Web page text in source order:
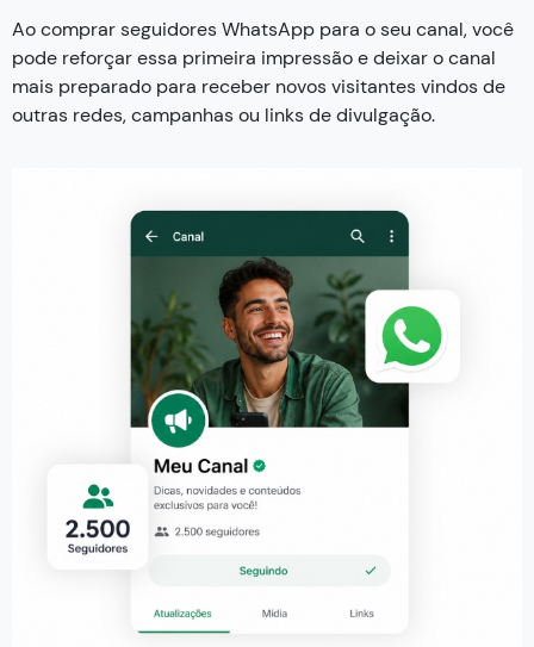
Ao comprar seguidores WhatsApp para o seu canal, você
pode reforçar essa primeira impressão e deixar o canal
mais preparado para receber novos visitantes vindos de
outras redes, campanhas ou links de divulgação.